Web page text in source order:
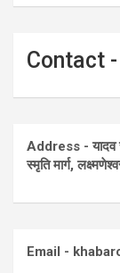
Contact -
Address - यादव
स्मृति मार्ग,
Email -